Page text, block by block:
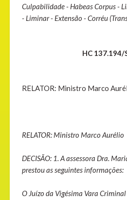
Culpabilidade - Habeas Corpus -
- Liminar - Extensão - Corréu
HC 137.194/
RELATOR: Ministro Marco
RELATOR: Ministro Marco Aurélio
DECISÃO: 1. A assessora Dra.
prestou as seguintes informações:
O Juízo da Vigésima Vara